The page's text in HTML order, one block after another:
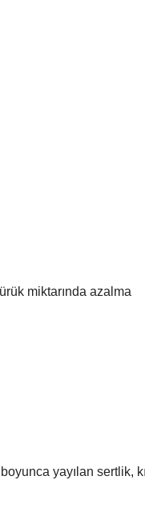
miktarında azalma
yayılan sertlik,